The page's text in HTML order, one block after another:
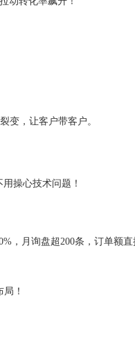
变，让客户带客户。
操心技术问题！
，月询盘超200条，订单额直
！